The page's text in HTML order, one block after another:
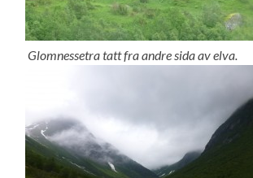
Glomnessetra tatt fra andre sida av elva.